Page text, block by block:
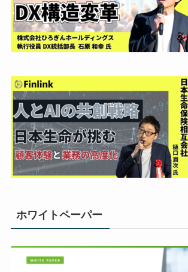
ホワイトペーパー